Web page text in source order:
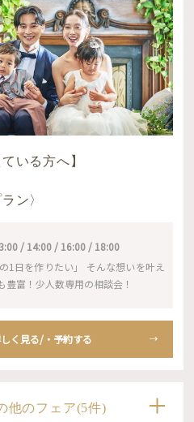
いる方へ】
ン〉
/ 14:00 / 16:00 / 18:00
1日を作りたい」 そんな想いを叶え
富！少人数専用の相談会！
く見る/・予約する
他のフェア(5件)